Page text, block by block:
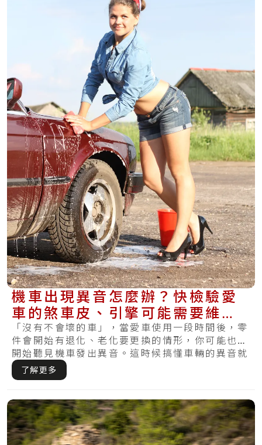
機車出現異音怎麼辦？快檢驗愛
車的煞車皮、引擎可能需要維
修！
「沒有不會壞的車」，當愛車使用一段時間後，零
件會開始有退化、老化要更換的情形，你可能也會
開始聽見機車發出異音。這時候搞懂車輛的異音就
相當.....
了解更多